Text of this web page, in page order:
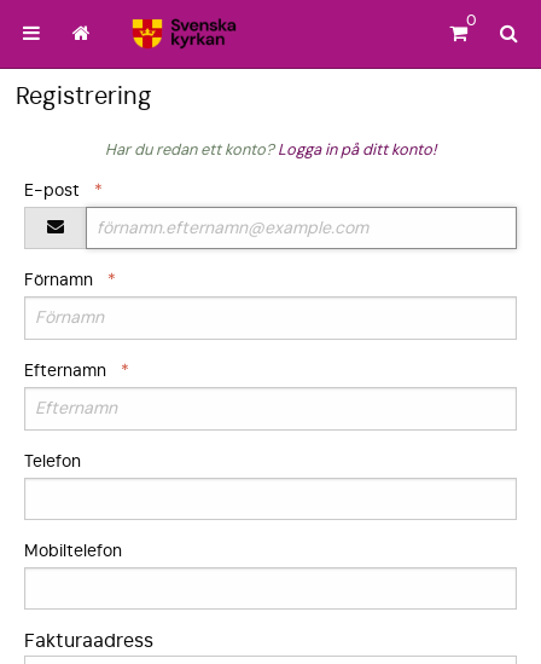
0
Registrering
Har du redan ett konto? Logga in på ditt konto!
E-post *
Förnamn *
Efternamn *
Telefon
Mobiltelefon
Fakturaadress